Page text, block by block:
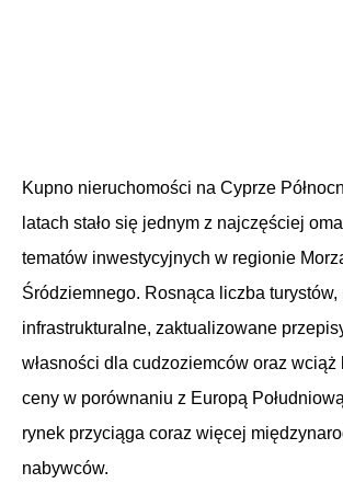
Kupno nieruchomości na Cyprze
latach stało się jednym z najczęściej
tematów inwestycyjnych w regionie
Śródziemnego. Rosnąca liczba
infrastrukturalne, zaktualizowane
własności dla cudzoziemców oraz
ceny w porównaniu z Europą
rynek przyciąga coraz więcej
nabywców.